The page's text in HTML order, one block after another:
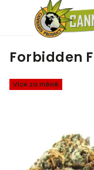
Forbidden
Více za méně